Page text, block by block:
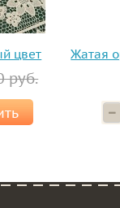
цвет
руб.
Жатая